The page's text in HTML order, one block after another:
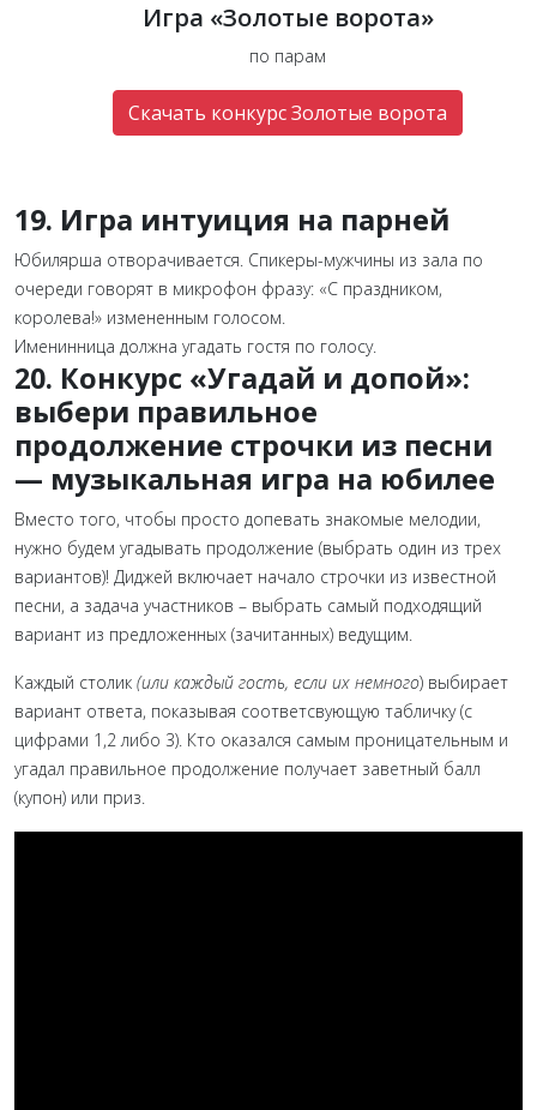
Игра «Золотые ворота»
по парам
Скачать конкурс Золотые ворота
19. Игра интуиция на парней
Юбилярша отворачивается. Спикеры-мужчины из зала по
очереди говорят в микрофон фразу: «С праздником,
королева!» измененным голосом.
Именинница должна угадать гостя по голосу.
20. Конкурс «Угадай и допой»:
выбери правильное
продолжение строчки из песни
— музыкальная игра на юбилее
Вместо того, чтобы просто допевать знакомые мелодии,
нужно будем угадывать продолжение (выбрать один из трех
вариантов)! Диджей включает начало строчки из известной
песни, а задача участников – выбрать самый подходящий
вариант из предложенных (зачитанных) ведущим.
Каждый столик (или каждый гость, если их немного) выбирает
вариант ответа, показывая соответсвующую табличку (с
цифрами 1,2 либо 3). Кто оказался самым проницательным и
угадал правильное продолжение получает заветный балл
(купон) или приз.